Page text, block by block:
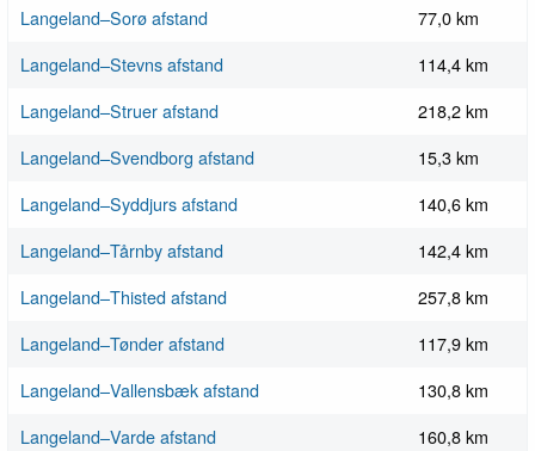
Langeland–Sorø afstand
77,0 km
Langeland–Stevns afstand
114,4 km
Langeland–Struer afstand
218,2 km
Langeland–Svendborg afstand
15,3 km
Langeland–Syddjurs afstand
140,6 km
Langeland–Tårnby afstand
142,4 km
Langeland–Thisted afstand
257,8 km
Langeland–Tønder afstand
117,9 km
Langeland–Vallensbæk afstand
130,8 km
Langeland–Varde afstand
160,8 km